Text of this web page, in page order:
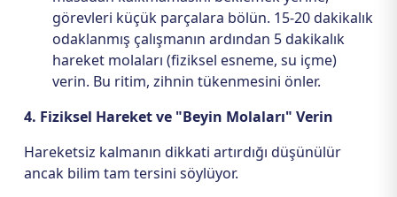
görevleri küçük parçalara bölün. 15-20 dakikalık
odaklanmış çalışmanın ardından 5 dakikalık
hareket molaları (fiziksel esneme, su içme)
verin. Bu ritim, zihnin tükenmesini önler.
4. Fiziksel Hareket ve "Beyin Molaları" Verin
Hareketsiz kalmanın dikkati artırdığı düşünülür
ancak bilim tam tersini söylüyor.